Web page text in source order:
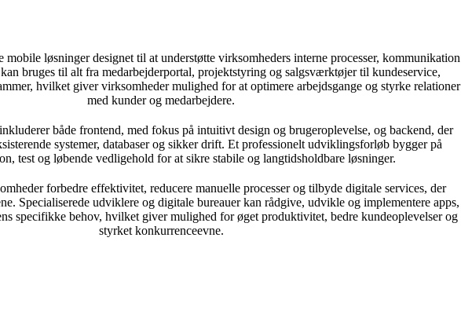
mobile løsninger designet til at understøtte virksomheders interne processer, kommunikation
bruges til alt fra medarbejderportal, projektstyring og salgsværktøjer til kundeservice,
hvilket giver virksomheder mulighed for at optimere arbejdsgange og styrke relationer
med kunder og medarbejdere.
både frontend, med fokus på intuitivt design og brugeroplevelse, og backend, der
systemer, databaser og sikker drift. Et professionelt udviklingsforløb bygger på
test og løbende vedligehold for at sikre stabile og langtidsholdbare løsninger.
forbedre effektivitet, reducere manuelle processer og tilbyde digitale services, der
Specialiserede udviklere og digitale bureauer kan rådgive, udvikle og implementere apps,
specifikke behov, hvilket giver mulighed for øget produktivitet, bedre kundeoplevelser og
styrket konkurrenceevne.